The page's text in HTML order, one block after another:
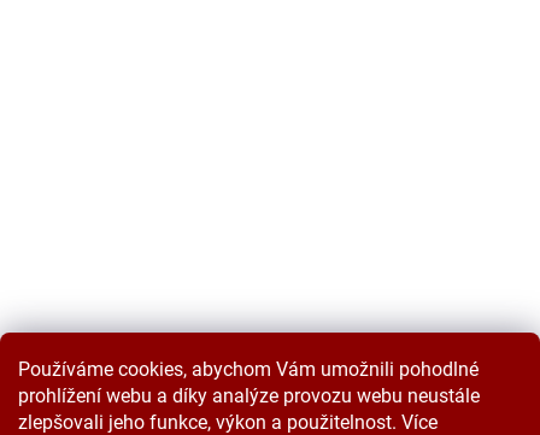
Používáme cookies, abychom Vám umožnili pohodlné
prohlížení webu a díky analýze provozu webu neustále
zlepšovali jeho funkce, výkon a použitelnost. Více